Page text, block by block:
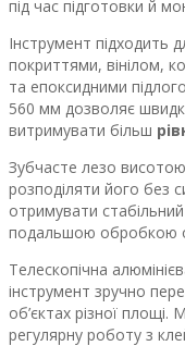
під час підготовки й
Інструмент підходить
покриттями, вінілом,
та епоксидними
560 мм дозволяє
витримувати більш
Зубчасте лезо
розподіляти його без
отримувати
подальшою обробкою
Телескопічна
інструмент зручно
об’єктах різної
регулярну роботу з